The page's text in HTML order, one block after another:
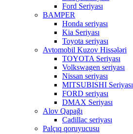
Ford Seriyası
BAMPER
Honda seriyası
Kia Seriyası
Toyota seriyası
Avtomobil Kuzov Hissələri
TOYOTA Seriyası
Volkswagen seriyası
Nissan seriyası
MITSUBISHI Seriyası
FORD seriyası
DMAX Seriyası
Alov Qapağı
Cadillac seriyası
Palçıq qoruyucusu